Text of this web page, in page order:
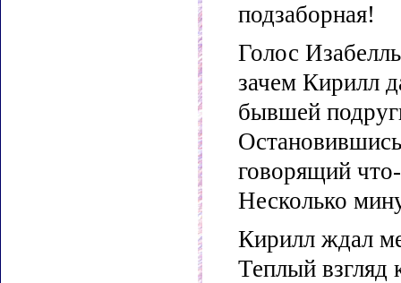
подзаборная!
Голос
зачем Кирилл
бывшей
говорящий
Несколько
Кирилл ждал
Теплый взгляд